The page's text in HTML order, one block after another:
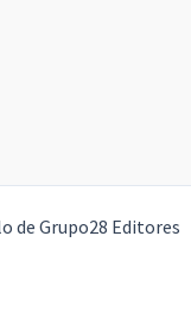
de Grupo28 Editores